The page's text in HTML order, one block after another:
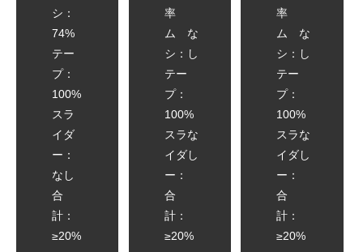
シ：
74%
テー
プ：
100%
スラ
イダ
ー：
なし
合
計：
≥20%
率
ム
シ：
な
し
テー
プ：
100%
スラ
イダ
ー：
な
し
合
計：
≥20%
率
ム
シ：
な
し
テー
プ：
100%
スラ
イダ
ー：
な
し
合
計：
≥20%